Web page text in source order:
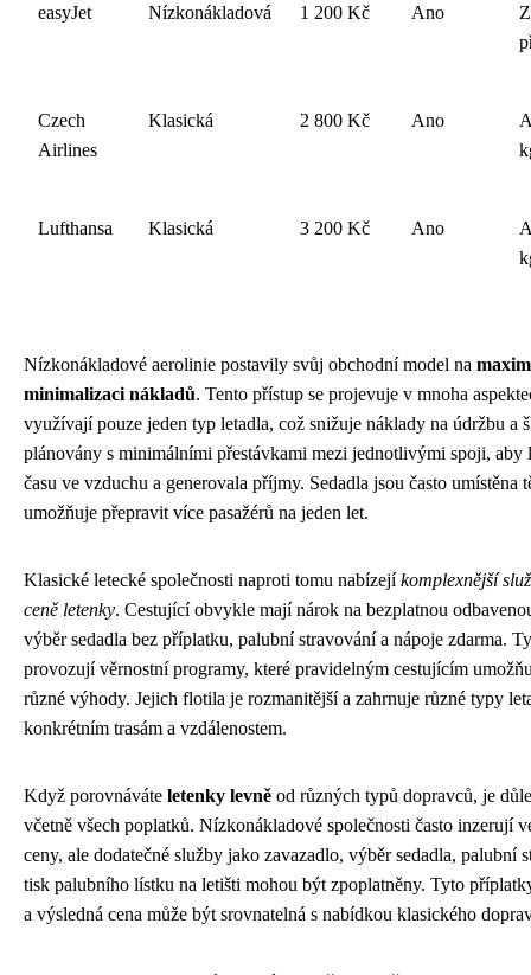
easyJet Nízkonákladová 1 200 Kč Ano
Czech
Airlines
Klasická 2 800 Kč Ano
Lufthansa Klasická 3 200 Kč Ano
Nízkonákladové aerolinie postavily svůj obchodní model na
minimalizaci nákladů. Tento přístup se projevuje v mnoha
využívají pouze jeden typ letadla, což snižuje náklady na údržbu a
plánovány s minimálními přestávkami mezi jednotlivými spoji, aby
času ve vzduchu a generovala příjmy. Sedadla jsou často umístěna
umožňuje přepravit více pasažérů na jeden let.
Klasické letecké společnosti naproti tomu nabízejíkomplexnější
ceně letenky. Cestující obvykle mají nárok na bezplatnou
výběr sedadla bez příplatku, palubní stravování a nápoje zdarma.
provozují věrnostní programy, které pravidelným cestujícím
různé výhody. Jejich flotila je rozmanitější a zahrnuje různé typy
konkrétním trasám a vzdálenostem.
Když porovnáváte letenky levně od různých typů dopravců, je
včetně všech poplatků. Nízkonákladové společnosti často inzerují
ceny, ale dodatečné služby jako zavazadlo, výběr sedadla, palubní
tisk palubního lístku na letišti mohou být zpoplatněny. Tyto
a výsledná cena může být srovnatelná s nabídkou klasického